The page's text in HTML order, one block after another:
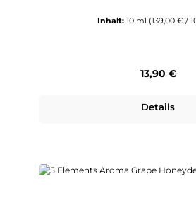
Inhalt: 10 ml (139,00 € /
Regulärer
13,90 €
Details